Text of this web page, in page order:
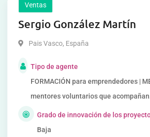
Ventas
Sergio González Martín
Pais Vasco, España
Tipo de agente
FORMACIÓN para emprendedores |
mentores voluntarios que
Grado de innovación de los
Baja